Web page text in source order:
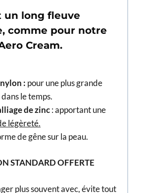
un long fleuve
comme pour notre
Cream.
: pour une plus grande
le temps.
de zinc: apportant une
légèreté.
de gêne sur la peau.
STANDARD OFFERTE
plus souvent avec, évite tout